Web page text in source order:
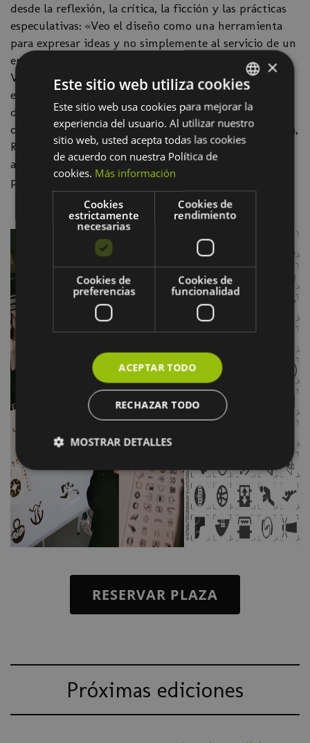
desde la reflexión, la crítica, la ficción y las prácticas
especulativas: «Veo el diseño como una herramienta
para expresar ideas y no simplemente al servicio de un
encargo o cliente». Después de trabajar y vivir en
Valencia y en Madrid, actualmente tiene su propio
estudio en Barcelona donde realizan proyectos de
diseño y dirección de arte, llevando algunos clientes
como: Pull & Bear, Red Bull, Matadero Madrid, Canada,
Rigoberta Bandini o EACC Castellón, entre otros…
aunque siempre intenta mantener un espacio para sus
proyectos personales.
RESERVAR PLAZA
Próximas ediciones
SPANISH
BASQUE
×
Este sitio web utiliza cookies
Este sitio web usa cookies para mejorar la
experiencia del usuario. Al utilizar nuestro
sitio web, usted acepta todas las cookies
de acuerdo con nuestra Política de
cookies. Más información
Cookies
estrictamente
necesarias
Cookies de
rendimiento
Cookies de
preferencias
Cookies de
funcionalidad
ACEPTAR TODO
RECHAZAR TODO
MOSTRAR DETALLES